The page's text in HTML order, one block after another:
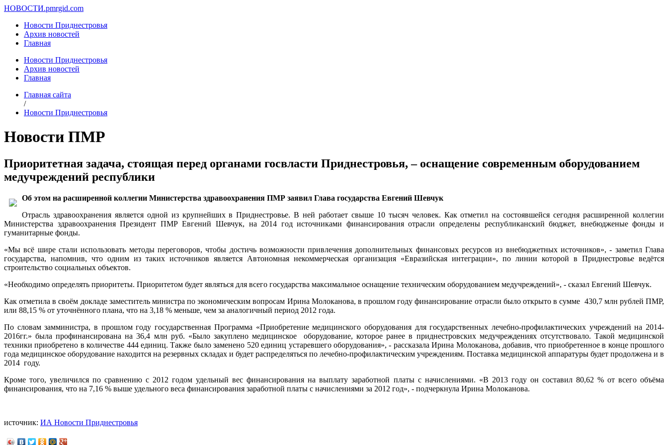
НОВОСТИ.pmrgid.com
Новости Приднестровья
Архив новостей
Главная
Новости Приднестровья
Архив новостей
Главная
Главная сайта
/
Новости Приднестровья
Новости ПМР
Приоритетная задача, стоящая перед органами госвласти Приднестровья, – оснащение современным оборудованием
медучреждений республики
Об этом на расширенной коллегии Министерства здравоохранения ПМР заявил Глава государства Евгений Шевчук
Отрасль здравоохранения является одной из крупнейших в Приднестровье. В ней работает свыше 10 тысяч человек. Как отметил на состоявшейся сегодня расширенной коллегии
Министерства здравоохранения Президент ПМР Евгений Шевчук, на 2014 год источниками финансирования отрасли определены республиканский бюджет, внебюдженые фонды и
гуманитарные фонды.
«Мы всё шире стали использовать методы переговоров, чтобы достичь возможности привлечения дополнительных финансовых ресурсов из внебюджетных источников», - заметил Глава
государства, напомнив, что одним из таких источников является Автономная некоммерческая организация «Евразийская интеграции», по линии которой в Приднестровье ведётся
строительство социальных объектов.
«Необходимо определять приоритеты. Приоритетом будет являться для всего государства максимальное оснащение техническим оборудованием медучреждений», - сказал Евгений Шевчук.
Как отметила в своём докладе заместитель министра по экономическим вопросам Ирина Молоканова, в прошлом году финансирование отрасли было открыто в сумме 430,7 млн рублей ПМР,
или 88,15 % от уточнённого плана, что на 3,18 % меньше, чем за аналогичный период 2012 года.
По словам замминистра, в прошлом году государственная Программа «Приобретение медицинского оборудования для государственных лечебно-профилактических учреждений на 2014-
2016гг.» была профинансирована на 36,4 млн руб. «Было закуплено медицинское оборудование, которое ранее в приднестровских медучреждениях отсутствовало. Такой медицинской
техники приобретено в количестве 444 единиц. Также было заменено 520 единиц устаревшего оборудования», - рассказала Ирина Молоканова, добавив, что приобретенное в конце прошлого
года медицинское оборудование находится на резервных складах и будет распределяться по лечебно-профилактическим учреждениям. Поставка медицинской аппаратуры будет продолжена и в
2014 году.
Кроме того, увеличился по сравнению с 2012 годом удельный вес финансирования на выплату заработной платы с начислениями. «В 2013 году он составил 80,62 % от всего объёма
финансирования, что на 7,16 % выше удельного веса финансирования заработной платы с начислениями за 2012 год», - подчеркнула Ирина Молоканова.
источник: ИА Новости Приднестровья